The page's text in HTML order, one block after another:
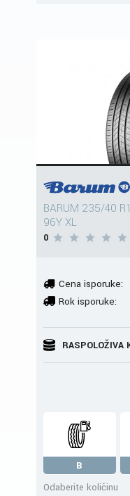
BARUM 235/40
96Y XL
0
Cena isporuke:
Rok isporuke:
RASPOLOŽIVA
B
Odaberite količinu